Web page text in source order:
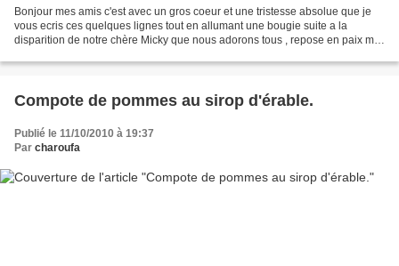
Bonjour mes amis c'est avec un gros coeur et une tristesse absolue que je
vous ecris ces quelques lignes tout en allumant une bougie suite a la
disparition de notre chère Micky que nous adorons tous , repose en paix ma
Compote de pommes au sirop d'érable.
Publié le 11/10/2010 à 19:37
Par charoufa